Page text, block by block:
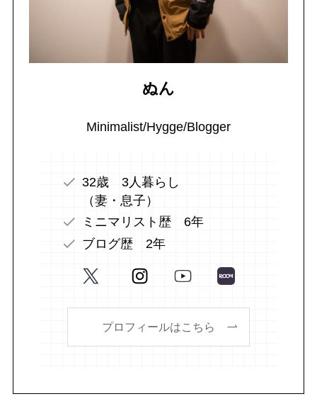
ぬん
Minimalist/Hygge/Blogger
32歳 3人暮らし
（妻・息子）
ミニマリスト歴 6年
ブログ歴 2年
プロフィールはこちら